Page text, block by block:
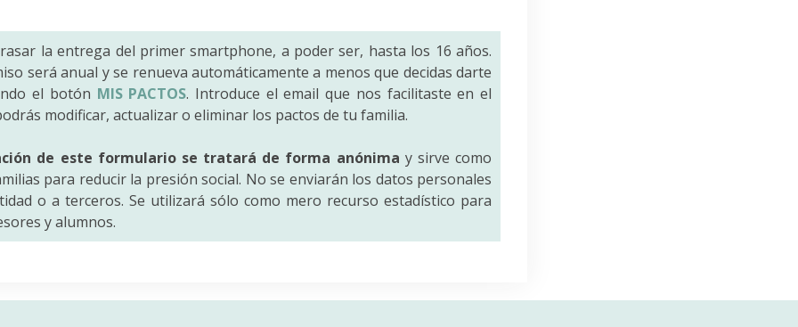
la entrega del primer smartphone, a poder ser, hasta los 16 años.
será anual y se renueva automáticamente a menos que decidas darte
el botón MIS PACTOS. Introduce el email que nos facilitaste en el
modificar, actualizar o eliminar los pactos de tu familia.
de este formulario se tratará de forma anónima y sirve como
para reducir la presión social. No se enviarán los datos personales
o a terceros. Se utilizará sólo como mero recurso estadístico para
y alumnos.